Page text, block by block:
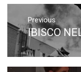
Navigazione
articoli
Previous
Previous
post:
IBISCO